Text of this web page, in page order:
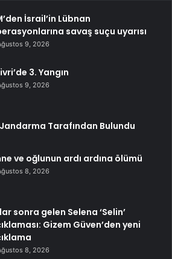
İsrail’in Lübnan
savaş suçu uyarısı
9, 2026
3. Yangın
9, 2026
Tarafından Bulundu
ve oğlunun ardı ardına ölümü
8, 2026
sonra gelen Selena ‘Selin’
Gizem Güven’den yeni
8, 2026